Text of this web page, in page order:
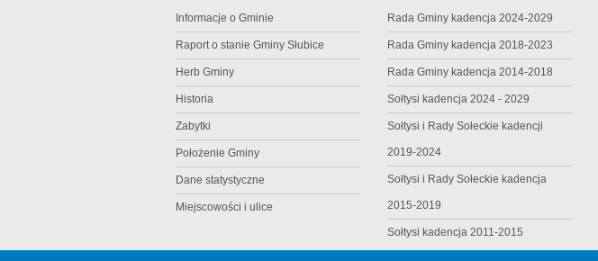
Informacje o Gminie
Raport o stanie Gminy Słubice
Herb Gminy
Historia
Zabytki
Położenie Gminy
Dane statystyczne
Miejscowości i ulice
Rada Gminy kadencja 2024-2029
Rada Gminy kadencja 2018-2023
Rada Gminy kadencja 2014-2018
Sołtysi kadencja 2024 - 2029
Sołtysi i Rady Sołeckie kadencji
2019-2024
Sołtysi i Rady Sołeckie kadencja
2015-2019
Sołtysi kadencja 2011-2015